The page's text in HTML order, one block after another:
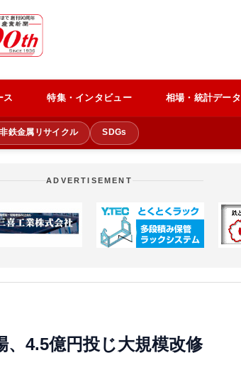
ス 特集・インタビュー 相場・統計データ
鉄金属リサイクル SDGs
ADVERTISEMENT
4.5億円投じ大規模改修